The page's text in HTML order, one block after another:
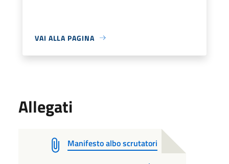
VAI ALLA PAGINA
Allegati
Manifesto albo scrutatori